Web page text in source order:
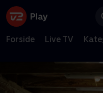
Forside Live TV